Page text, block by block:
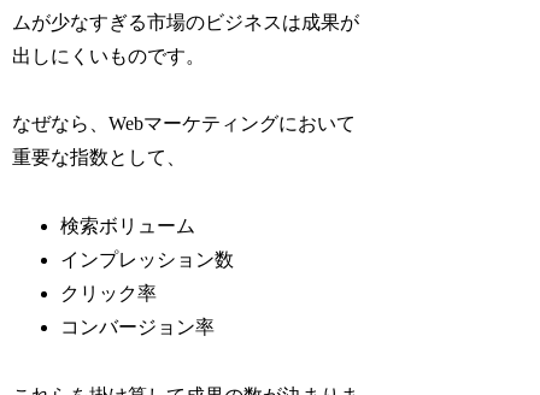
ムが少なすぎる市場のビジネスは成果が
出しにくいものです。
なぜなら、Webマーケティングにおいて
重要な指数として、
検索ボリューム
インプレッション数
クリック率
コンバージョン率